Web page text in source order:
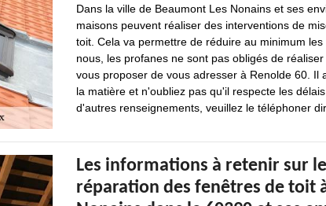
Dans la ville de Beaumont Les Nonains et ses
maisons peuvent réaliser des interventions de
toit. Cela va permettre de réduire au minimum
nous, les profanes ne sont pas obligés de
vous proposer de vous adresser à Renolde 60. Il
la matière et n'oubliez pas qu'il respecte les
d'autres renseignements, veuillez le téléphoner
Les informations à retenir sur
réparation des fenêtres de toit